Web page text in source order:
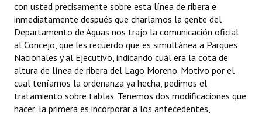
con usted precisamente sobre esta línea de ribera e
inmediatamente después que charlamos la gente del
Departamento de Aguas nos trajo la comunicación oficial
al Concejo, que les recuerdo que es simultánea a Parques
Nacionales y al Ejecutivo, indicando cuál era la cota de
altura de línea de ribera del Lago Moreno. Motivo por el
cual teníamos la ordenanza ya hecha, pedimos el
tratamiento sobre tablas. Tenemos dos modificaciones que
hacer, la primera es incorporar a los antecedentes,